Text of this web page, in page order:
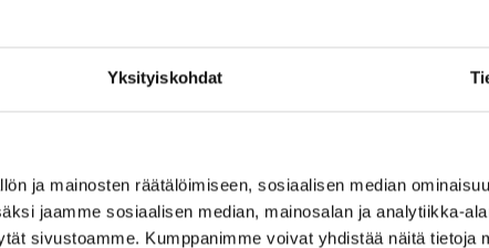
Yksityiskohdat
ja mainosten räätälöimiseen, sosiaalisen median
jaamme sosiaalisen median, mainosalan ja analytiikka-
sivustoamme. Kumppanimme voivat yhdistää näitä tietoja